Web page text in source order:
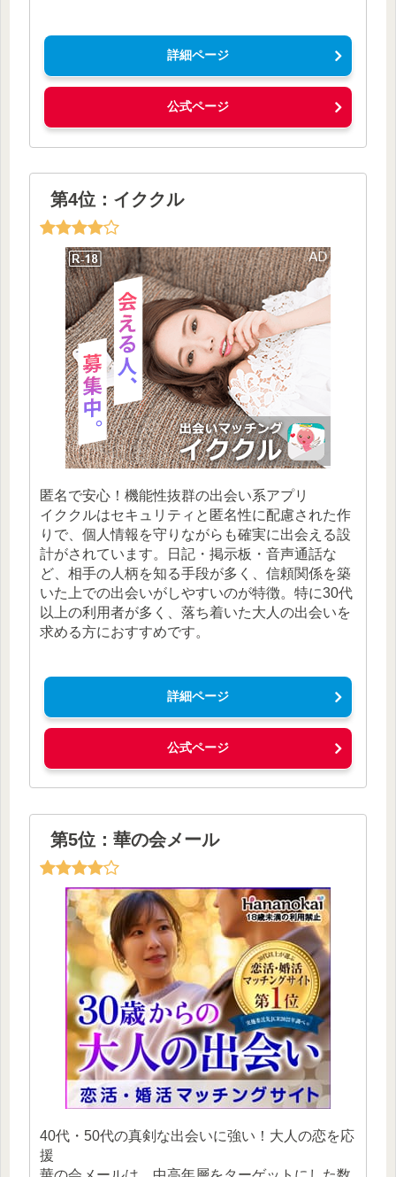
詳細ページ
公式ページ
第4位：イククル
匿名で安心！機能性抜群の出会い系アプリ
イククルはセキュリティと匿名性に配慮された作
りで、個人情報を守りながらも確実に出会える設
計がされています。日記・掲示板・音声通話な
ど、相手の人柄を知る手段が多く、信頼関係を築
いた上での出会いがしやすいのが特徴。特に30代
以上の利用者が多く、落ち着いた大人の出会いを
求める方におすすめです。
詳細ページ
公式ページ
第5位：華の会メール
40代・50代の真剣な出会いに強い！大人の恋を応
援